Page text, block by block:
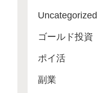
Uncategorized
ゴールド投資
ポイ活
副業